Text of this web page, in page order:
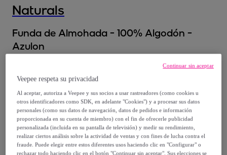
Naturals
Funda de Almohada - 100% Algodón -
Azulon
7,95 €
14,95 €
-46%
Vendido porCreaciones Euromoda
Veepee respeta su privacidad
Al aceptar, autoriza a Veepee y sus socios a usar rastreadores (como cookies u
otros identificadores como SDK, en adelante "Cookies") y a procesar sus datos
personales (como sus datos de navegación, datos de pedidos e información
proporcionada en su cuenta de miembro) con el fin de ofrecerle publicidad
personalizada (incluida en su pantalla de televisión) y medir su rendimiento,
realizar ciertos análisis sobre la actividad de ventas y con fines de lucha contra el
fraude. Puede elegir entre estos diferentes usos haciendo clic en "Configurar" o
rechazar todo haciendo clic en el botón "Continuar sin aceptar". Sus elecciones se
Continuar sin aceptar